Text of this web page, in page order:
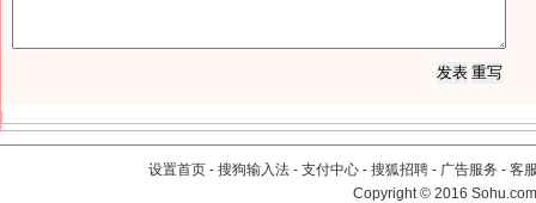
设置首页 - 搜狗输入法 - 支付中心 - 搜狐招聘 - 广告服务 - 客
Copyright©2016